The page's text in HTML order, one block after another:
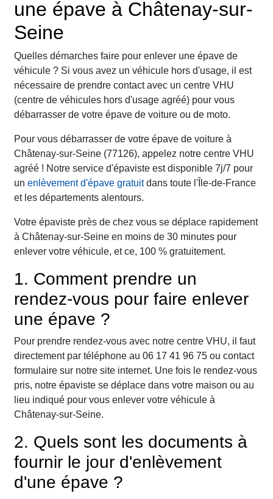
une épave à Châtenay-sur-
Seine
Quelles démarches faire pour enlever une épave de
véhicule ? Si vous avez un véhicule hors d'usage, il est
nécessaire de prendre contact avec un centre VHU
(centre de véhicules hors d'usage agréé) pour vous
débarrasser de votre épave de voiture ou de moto.
Pour vous débarrasser de votre épave de voiture à
Châtenay-sur-Seine (77126), appelez notre centre VHU
agréé ! Notre service d'épaviste est disponible 7j/7 pour
un enlèvement d'épave gratuitdans toute l'Île-de-France
et les départements alentours.
Votre épaviste près de chez vous se déplace rapidement
à Châtenay-sur-Seine en moins de 30 minutes pour
enlever votre véhicule, et ce, 100 % gratuitement.
1. Comment prendre un
rendez-vous pour faire enlever
une épave ?
Pour prendre rendez-vous avec notre centre VHU, il faut
directement par téléphone au 06 17 41 96 75 ou contact
formulaire sur notre site internet. Une fois le rendez-vous
pris, notre épaviste se déplace dans votre maison ou au
lieu indiqué pour vous enlever votre véhicule à
Châtenay-sur-Seine.
2. Quels sont les documents à
fournir le jour d'enlèvement
d'une épave ?